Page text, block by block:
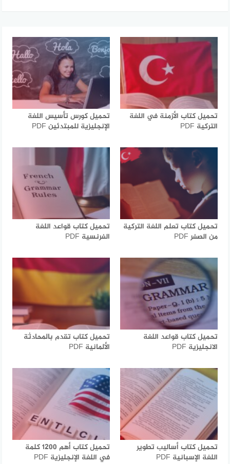
تحميل كتاب الأزمنة في اللغة
التركية PDF
تحميل كورس تأسيس اللغة
الإنجليزية للمبتدئين PDF
تحميل كتاب تعلم اللغة التركية
من الصفر PDF
تحميل كتاب قواعد اللغة
الفرنسية PDF
تحميل كتاب قواعد اللغة
الانجليزية PDF
تحميل كتاب تقدم بالمحادثة
الألمانية PDF
تحميل كتاب أساليب تطوير
اللغة الإسبانية PDF
تحميل كتاب أهم 1200 كلمة
في اللغة الإنجليزية PDF